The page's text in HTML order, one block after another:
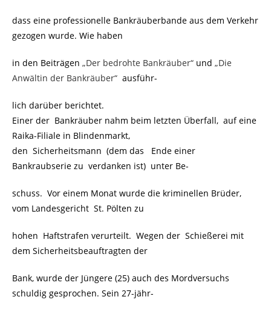
dass eine professionelle Bankräuberbande aus dem Verkehr
gezogen wurde. Wie haben
in den Beiträgen „Der bedrohte Bankräuber“ und „Die
Anwältin der Bankräuber“ ausführ-
lich darüber berichtet.
Einer der Bankräuber nahm beim letzten Überfall, auf eine
Raika-Filiale in Blindenmarkt,
den Sicherheitsmann (dem das Ende einer
Bankraubserie zu verdanken ist) unter Be-
schuss. Vor einem Monat wurde die kriminellen Brüder,
vom Landesgericht St. Pölten zu
hohen Haftstrafen verurteilt. Wegen der Schießerei mit
dem Sicherheitsbeauftragten der
Bank, wurde der Jüngere (25) auch des Mordversuchs
schuldig gesprochen. Sein 27-jähr-